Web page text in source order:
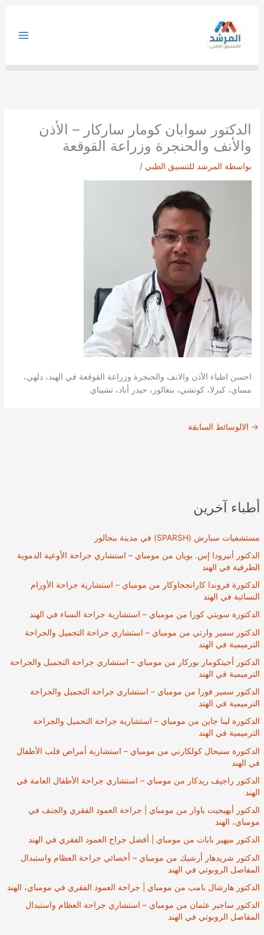
أطباء آخرين
مستشفيات سبارش (SPARSH) في مدينة بنجالور
الدكتور أنيرودا إس. بويان من مومباي – استشاري جراحة الأوعية الدموية
الطرفية في الهند
الدكتورة فروندا كارانججاوكار من مومباي – استشارية جراحة الأورام
النسائية في الهند
الدكتورة سويتي كورا من مومباي – استشارية جراحة النساء في الهند
الدكتور سمير وارتي من مومباي – استشاري جراحة التجميل والجراحة
الترميمية في الهند
الدكتور أجيتكومار بوركار من مومباي – استشاري جراحة التجميل والجراحة
الترميمية في الهند
الدكتور سمير فورا من مومباي – استشاري جراحة التجميل والجراحة
الترميمية في الهند
الدكتورة لينا جاين من مومباي – استشارية جراحة التجميل والجراحة
الترميمية في الهند
الدكتورة سنيحال كولكارني من مومباي – استشارية أمراض قلب الأطفال
في الهند
الدكتور راجيف ريدكار من مومباي – استشاري جراحة الأطفال العامة في
الهند
الدكتور أبهيجيت باوار من مومباي | جراحة العمود الفقري والجنف في
مومباي، الهند
الدكتور ميهير بابات من مومباي | أفضل جراح العمود الفقري في الهند
الدكتور شريدهار أرشيك من مومباي – أخصائي جراحة العظام واستبدال
المفاصل الروبوتي في الهند
الدكتور هارشال بامب من مومباي | جراحة العمود الفقري في مومباي، الهند
الدكتور ساجير عثمان من مومباي – استشاري جراحة العظام واستبدال
المفاصل الروبوتي في الهند
الدكتور سوابان كومار ساركار – الأذن
والأنف والحنجرة وزراعة القوقعة
بواسطة المرشد للتنسيق الطبي/
احسن اطباء الأذن والانف والحنجرة وزراعة القوقعة في الهند، دلهي،
ممباي، كيرلا، كوتشي، بنغالور، حيدر أباد، تشيناي
→ الالوسائط السابقة